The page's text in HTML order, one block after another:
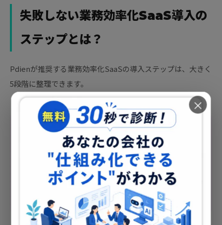
失敗しない業務効率化SaaS導入の
ステップとは？
Pdienが推奨する業務効率化SaaSの導入ステップは、大きく
5段階に整理できます。
×